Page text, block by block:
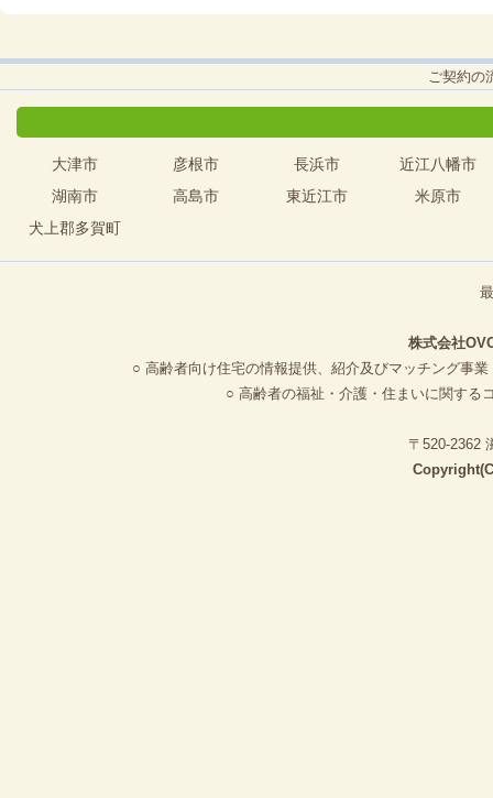
ご契約の
大津市 彦根市 長浜市
近江八幡市
湖南市
高島市 東近江市
米原市
犬上郡多賀町
株式会社
○ 高齢者向け住宅の情報提供、紹介及びマッチング事
○ 高齢者の福祉・介護・住まいに関す
〒520-2362